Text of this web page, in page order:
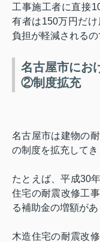
工事施工者に直接
有者は150万円だけ
負担が軽減されるの
名古屋市にお
②制度拡充
名古屋市は建物の
の制度を拡充してき
たとえば、平成30
住宅の耐震改修工
る補助金の増額があ
木造住宅の耐震改